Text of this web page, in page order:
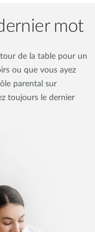
mot
de la table pour un
ou que vous ayez
parental sur
toujours le dernier